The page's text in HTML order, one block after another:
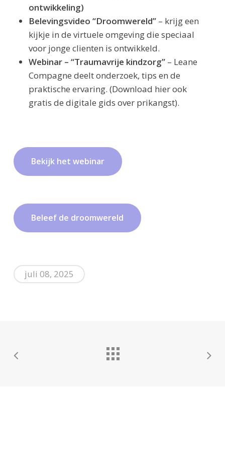
ontwikkeling)
Belevingsvideo “Droomwereld”– krijg een
kijkje in de virtuele omgeving die speciaal
voor jonge clienten is ontwikkeld.
Webinar – “Traumavrije kindzorg”– Leane
Compagne deelt onderzoek, tips en de
praktische ervaring. (Download hier ook
gratis de digitale gids over prikangst).
Bekijk het webinar
Beleef de droomwereld
juli 08, 2025